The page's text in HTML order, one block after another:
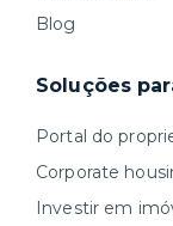
Blog
Soluções
Portal do
Corporate
Investir em